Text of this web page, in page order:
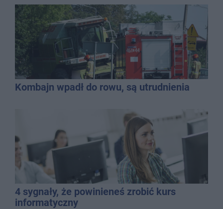
Kombajn wpadł do rowu, są utrudnienia
4 sygnały, że powinieneś zrobić kurs
informatyczny